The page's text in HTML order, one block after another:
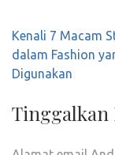
Navigasi
pos
Kenali 7 Macam
dalam Fashion
Digunakan
Tinggalkan